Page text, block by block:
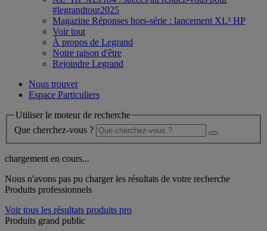
#legrandtour2025
Magazine Réponses hors-série : lancement XL³ HP
Voir tout
À propos de Legrand
Notre raison d'être
Rejoindre Legrand
Nous trouver
Espace Particuliers
Utiliser le moteur de recherche
Que cherchez-vous ?
chargement en cours...
Nous n'avons pas pu charger les résultats de votre recherche
Produits professionnels
Voir tous les résultats produits pro
Produits grand public